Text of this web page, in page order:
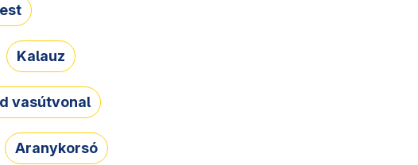
Kalauz
vasútvonal
Aranykorsó